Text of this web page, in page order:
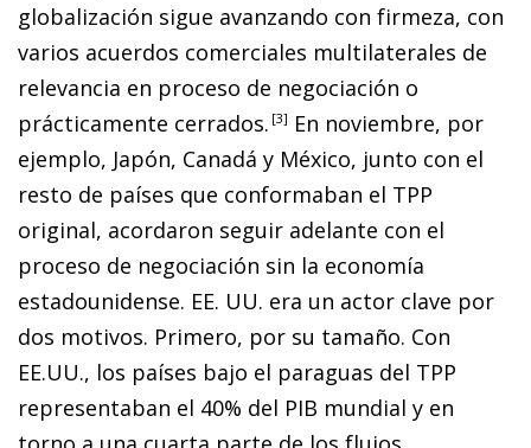
globalización sigue avanzando con firmeza, con
varios acuerdos comerciales multilaterales de
relevancia en proceso de negociación o
prácticamente cerrados. 3
En noviembre, por
ejemplo, Japón, Canadá y México, junto con el
resto de países que conformaban el TPP
original, acordaron seguir adelante con el
proceso de negociación sin la economía
estadounidense. EE. UU. era un actor clave por
dos motivos. Primero, por su tamaño. Con
EE.UU., los países bajo el paraguas del TPP
representaban el 40% del PIB mundial y en